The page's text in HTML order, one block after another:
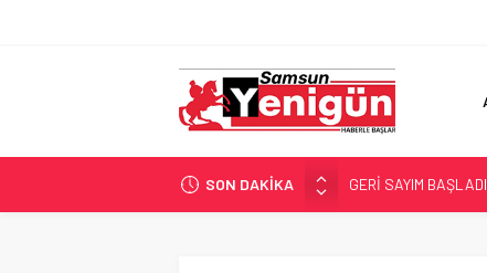
SON DAKİKA
GERİ SAYIM BAŞLADI
SAMSUNSPOR’DA